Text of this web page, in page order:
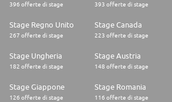
396 offerte di stage 393 offerte di stage
Stage Regno Unito
267 offerte di stage
Stage Canada
223 offerte di stage
Stage Ungheria
182 offerte di stage
Stage Austria
148 offerte di stage
Stage Giappone
126 offerte di stage
Stage Romania
116 offerte di stage